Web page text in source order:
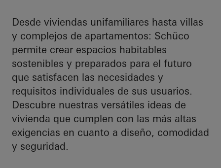
Desde viviendas unifamiliares hasta villas
y complejos de apartamentos: Schüco
permite crear espacios habitables
sostenibles y preparados para el futuro
que satisfacen las necesidades y
requisitos individuales de sus usuarios.
Descubre nuestras versátiles ideas de
vivienda que cumplen con las más altas
exigencias en cuanto a diseño, comodidad
y seguridad.